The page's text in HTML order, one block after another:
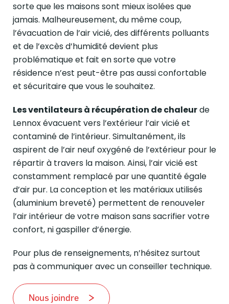
sorte que les maisons sont mieux isolées que
jamais. Malheureusement, du même coup,
l’évacuation de l’air vicié, des différents polluants
et de l’excès d’humidité devient plus
problématique et fait en sorte que votre
résidence n’est peut-être pas aussi confortable
et sécuritaire que vous le souhaitez.
Les ventilateurs à récupération de chaleurde
Lennox évacuent vers l’extérieur l’air vicié et
contaminé de l’intérieur. Simultanément, ils
aspirent de l’air neuf oxygéné de l’extérieur pour le
répartir à travers la maison. Ainsi, l’air vicié est
constamment remplacé par une quantité égale
d’air pur. La conception et les matériaux utilisés
(aluminium breveté) permettent de renouveler
l’air intérieur de votre maison sans sacrifier votre
confort, ni gaspiller d’énergie.
Pour plus de renseignements, n’hésitez surtout
pas à communiquer avec un conseiller technique.
Nous joindre